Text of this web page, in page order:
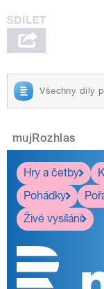
Všechny díly
mujRozhlas
Hry a četby
Pohádky
Živé vysílání